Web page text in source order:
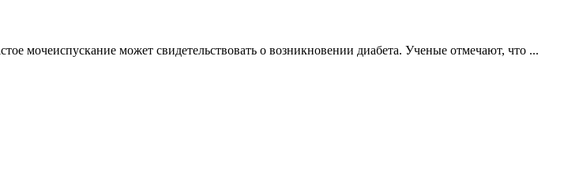
мочеиспускание может свидетельствовать о возникновении диабета. Ученые отмечают, что ...